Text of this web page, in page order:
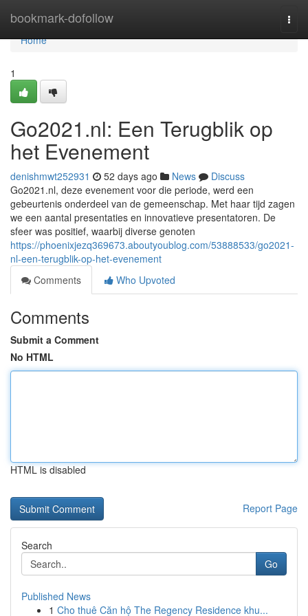
bookmark-dofollow
Home
Home
1
Go2021.nl: Een Terugblik op
het Evenement
denishmwt252931 52 days ago News
Discuss
Go2021.nl, deze evenement voor die periode, werd een
gebeurtenis onderdeel van de gemeenschap. Met haar tijd zagen
we een aantal presentaties en innovatieve presentatoren. De
sfeer was positief, waarbij diverse genoten
https://phoenixjezq369673.aboutyoublog.com/53888533/go2021-
nl-een-terugblik-op-het-evenement
Comments
Who Upvoted
Comments
Submit a Comment
No HTML
HTML is disabled
Report Page
Search
Go
Published News
1 Cho thuê Căn hộ The Regency Residence khu...